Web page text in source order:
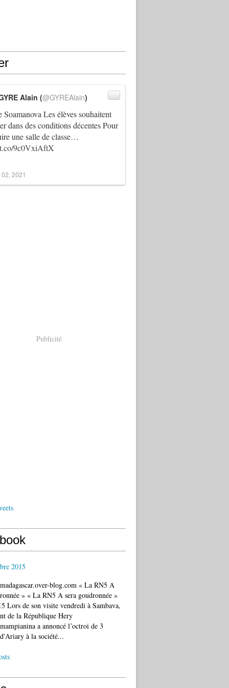
Soamanova Les élèves souhaitent
dans des conditions décentes Pour
une salle de classe…
9c0VxiAftX
Alain (@GYREAlain)
2021
Publicité
2015
blog.com « La RN5 A
» « La RN5 A sera goudronnée »
Lors de son visite vendredi à Sambava,
de la République Hery
a annoncé l’octroi de 3
à la société...